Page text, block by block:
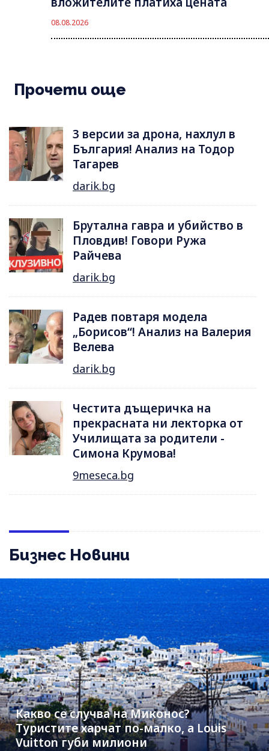
08.08.2026
Прочети още
3 версии за дрона, нахлул в
България! Анализ на Тодор
Тагарев
darik.bg
Брутална гавра и убийство в
Пловдив! Говори Ружа
Райчева
darik.bg
Радев повтаря модела
„Борисов“! Анализ на Валерия
Велева
darik.bg
Честита дъщеричка на
прекрасната ни лекторка от
Училищата за родители -
Симона Крумова!
9meseca.bg
Бизнес Новини
Какво се случва на Миконос?
Туристите харчат по-малко, а Louis
Vuitton губи милиони